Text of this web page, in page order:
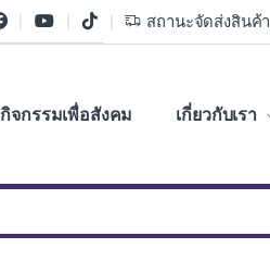
สถานะจัดส่งสินค้า
กิจกรรมเพื่อสังคม เกี่ยวกับเรา